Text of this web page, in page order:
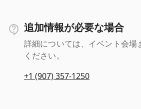
追加情報が必要な場合
詳細については、イベント会場
ください。
+1 (907) 357-1250